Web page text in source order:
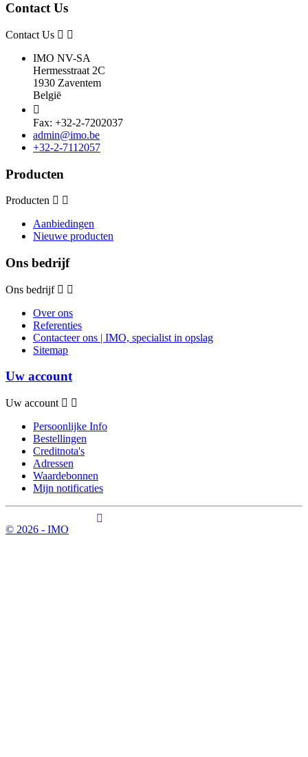
Contact Us
Contact Us
IMO NV-SA
Hermesstraat 2C
1930 Zaventem
België

Fax: +32-2-7202037
admin@imo.be
+32-2-7112057
Producten
Producten
Aanbiedingen
Nieuwe producten
Ons bedrijf
Ons bedrijf
Over ons
Referenties
Contacteer ons | IMO, specialist in opslag
Sitemap
Uw account
Uw account
Persoonlijke Info
Bestellingen
Creditnota's
Adressen
Waardebonnen
Mijn notificaties
© 2026 - IMO